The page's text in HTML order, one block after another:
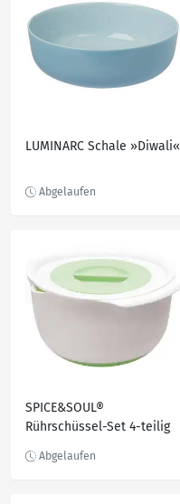
LUMINARC Schale »Diwali«
SPICE&SOUL®
Rührschüssel-Set 4-teilig
Spritzschutz, 4-teilig